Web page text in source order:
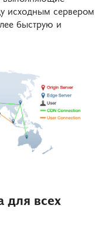
исходным сервером
быструю и
для всех